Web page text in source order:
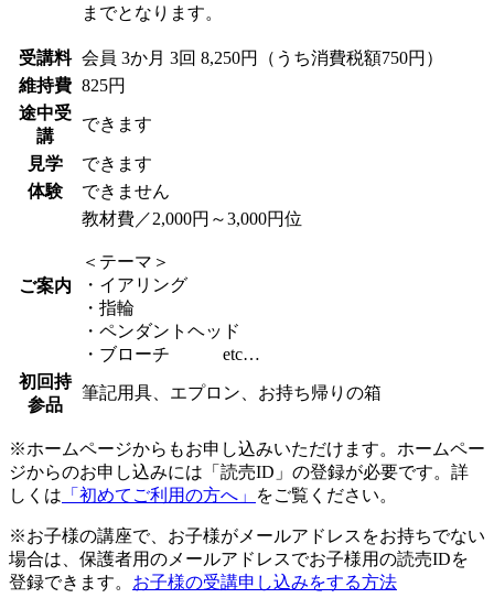
までとなります。
受講料 会員 3か月 3回 8,250円（うち消費税額750円）
維持費 825円
途中受
講
できます
見学
できます
体験
できません
ご案内
教材費／2,000円～3,000円位
＜テーマ＞
・イアリング
・指輪
・ペンダントヘッド
・ブローチ etc…
初回持
参品
筆記用具、エプロン、お持ち帰りの箱
※ホームページからもお申し込みいただけます。ホームペー
ジからのお申し込みには「読売ID」の登録が必要です。詳
しくは 「初めてご利用の方へ」 をご覧ください。
※お子様の講座で、お子様がメールアドレスをお持ちでない
場合は、保護者用のメールアドレスでお子様用の読売IDを
登録できます。 お子様の受講申し込みをする方法